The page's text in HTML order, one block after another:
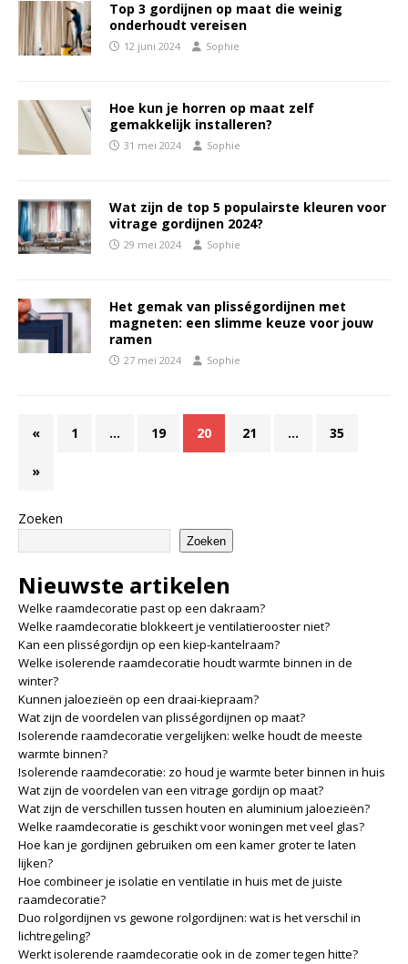
Top 3 gordijnen op maat die weinig
onderhoudt vereisen
12 juni 2024 Sophie
Hoe kun je horren op maat zelf
gemakkelijk installeren?
31 mei 2024 Sophie
Wat zijn de top 5 populairste kleuren voor
vitrage gordijnen 2024?
29 mei 2024 Sophie
Het gemak van plisségordijnen met
magneten: een slimme keuze voor jouw
ramen
27 mei 2024 Sophie
« 1 … 19 20 21 … 35
»
Zoeken
Zoeken
Nieuwste artikelen
Welke raamdecoratie past op een dakraam?
Welke raamdecoratie blokkeert je ventilatierooster niet?
Kan een plisségordijn op een kiep-kantelraam?
Welke isolerende raamdecoratie houdt warmte binnen in de
winter?
Kunnen jaloezieën op een draai-kiepraam?
Wat zijn de voordelen van plisségordijnen op maat?
Isolerende raamdecoratie vergelijken: welke houdt de meeste
warmte binnen?
Isolerende raamdecoratie: zo houd je warmte beter binnen in huis
Wat zijn de voordelen van een vitrage gordijn op maat?
Wat zijn de verschillen tussen houten en aluminium jaloezieën?
Welke raamdecoratie is geschikt voor woningen met veel glas?
Hoe kan je gordijnen gebruiken om een kamer groter te laten
lijken?
Hoe combineer je isolatie en ventilatie in huis met de juiste
raamdecoratie?
Duo rolgordijnen vs gewone rolgordijnen: wat is het verschil in
lichtregeling?
Werkt isolerende raamdecoratie ook in de zomer tegen hitte?